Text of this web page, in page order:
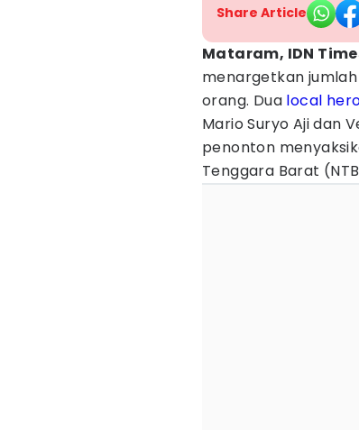
Share Article
Mataram, IDN
menargetkan jumlah
orang. Dua local
Mario Suryo Aji dan
penonton
Tenggara Barat